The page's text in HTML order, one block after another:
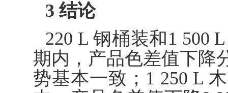
3 结论
220 L 钢桶装和1 500
期内，产品色差值下降
势基本一致；1 250 L